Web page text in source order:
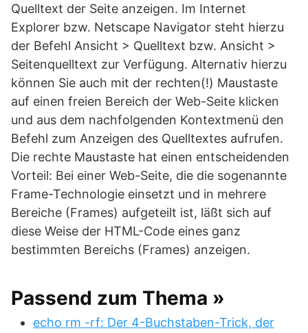
Quelltext der Seite anzeigen. Im Internet
Explorer bzw. Netscape Navigator steht hierzu
der Befehl Ansicht > Quelltext bzw. Ansicht >
Seitenquelltext zur Verfügung. Alternativ hierzu
können Sie auch mit der rechten(!) Maustaste
auf einen freien Bereich der Web-Seite klicken
und aus dem nachfolgenden Kontextmenü den
Befehl zum Anzeigen des Quelltextes aufrufen.
Die rechte Maustaste hat einen entscheidenden
Vorteil: Bei einer Web-Seite, die die sogenannte
Frame-Technologie einsetzt und in mehrere
Bereiche (Frames) aufgeteilt ist, läßt sich auf
diese Weise der HTML-Code eines ganz
bestimmten Bereichs (Frames) anzeigen.
Passend zum Thema »
echo rm -rf: Der 4-Buchstaben-Trick, der